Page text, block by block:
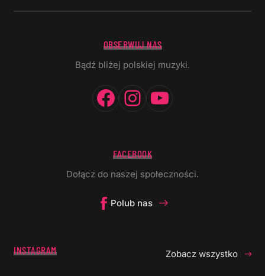
OBSERWUJ NAS
Bądź bliżej polskiej muzyki.
Facebook
Instagram
FACEBOOK
Dołącz do naszej społeczności.
Polub nas
INSTAGRAM Zobacz wszystko